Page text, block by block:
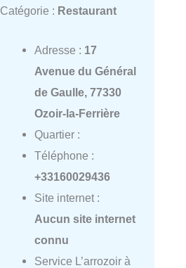
Catégorie : Restaurant
Adresse : 17
Avenue du Général
de Gaulle, 77330
Ozoir-la-Ferrière
Quartier :
Téléphone :
+33160029436
Site internet :
Aucun site internet
connu
Service L’arrozoir à